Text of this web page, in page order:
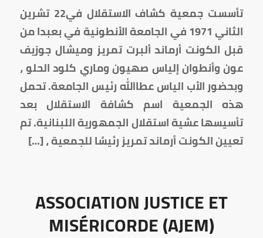
تأسست جمعية كشاف الاستقلال في22 تشرين
الثاني 1971 في الجامعة الأنطونية في بعبدا من
قبل الكونت أرماند ألبرت تمريز وميشال جوزيف
عون وأنطوان إلياس صهيون وماري كلود الحلو ،
وبحضور الأب الياس عطاالله رئيس الجامعة. تحمل
هذه الجمعية اسم كشافة الاستقلال بعد
تأسيسها عشية استقلال الجمهورية اللبنانية. تم
تعيين الكونت أرماند تمريز رئيسًا للجمعية ، […]
ASSOCIATION JUSTICE ET
MISÉRICORDE (AJEM)